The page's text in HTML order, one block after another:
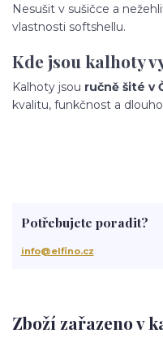
Nesušit v sušičce a
vlastnosti softshellu.
Kde jsou kalhoty
Kalhoty jsou ručně šité v
kvalitu, funkčnost a
Zboží zařazeno v
Potřebujete poradit?
info@elfino.cz